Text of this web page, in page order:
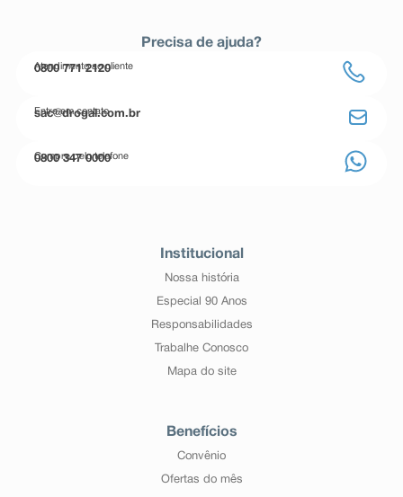
Precisa de ajuda?
Atendimento ao cliente
0800 771 2120
Entre em contato
sac@drogal.com.br
Compre pelo telefone
0800 347 0000
Institucional
Nossa história
Especial 90 Anos
Responsabilidades
Trabalhe Conosco
Mapa do site
Benefícios
Convênio
Ofertas do mês